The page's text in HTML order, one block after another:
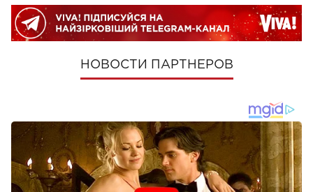
НОВОСТИ ПАРТНЕРОВ